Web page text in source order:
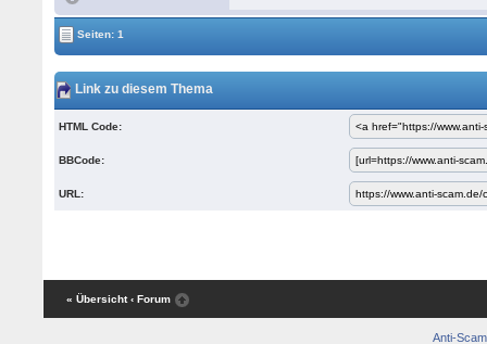
Seiten: 1
Link zu diesem Thema
HTML Code:
BBCode:
URL:
« Übersicht ‹ Forum
Anti-Scam